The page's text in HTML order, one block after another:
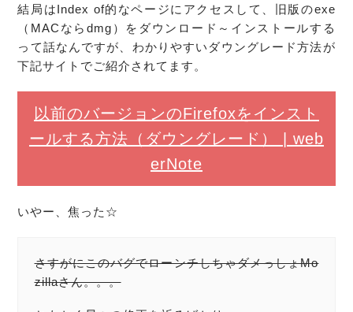
結局はIndex of的なページにアクセスして、旧版のexe
（MACならdmg）をダウンロード～インストールする
って話なんですが、わかりやすいダウングレード方法が
下記サイトでご紹介されてます。
以前のバージョンのFirefoxをインスト
ールする方法（ダウングレード） | web
erNote
いやー、焦った☆
さすがにこのバグでローンチしちゃダメっしょMo
zillaさん。。。